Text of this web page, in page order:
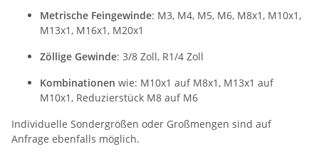
Metrische Feingewinde: M3, M4, M5, M6, M8x1, M10x1,
M13x1, M16x1, M20x1
Zöllige Gewinde: 3/8 Zoll, R1/4 Zoll
Kombinationen wie: M10x1 auf M8x1, M13x1 auf
M10x1, Reduzierstück M8 auf M6
Individuelle Sondergrößen oder Großmengen sind auf
Anfrage ebenfalls möglich.